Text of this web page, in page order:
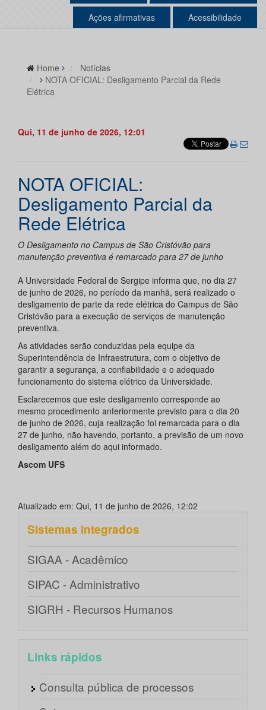
Ações afirmativas Acessibilidade
Home
Notícias
NOTA OFICIAL: Desligamento Parcial da Rede
Elétrica
Qui, 11 de junho de 2026, 12:01
NOTA OFICIAL:
Desligamento Parcial da
Rede Elétrica
O Desligamento no Campus de São Cristóvão para
manutenção preventiva é remarcado para 27 de junho
A Universidade Federal de Sergipe informa que, no dia 27
de junho de 2026, no período da manhã, será realizado o
desligamento de parte da rede elétrica do Campus de São
Cristóvão para a execução de serviços de manutenção
preventiva.
As atividades serão conduzidas pela equipe da
Superintendência de Infraestrutura, com o objetivo de
garantir a segurança, a confiabilidade e o adequado
funcionamento do sistema elétrico da Universidade.
Esclarecemos que este desligamento corresponde ao
mesmo procedimento anteriormente previsto para o dia 20
de junho de 2026, cuja realização foi remarcada para o dia
27 de junho, não havendo, portanto, a previsão de um novo
desligamento além do aqui informado.
Ascom UFS
Atualizado em: Qui, 11 de junho de 2026, 12:02
Sistemas integrados
SIGAA - Acadêmico
SIPAC - Administrativo
SIGRH - Recursos Humanos
Links rápidos
Consulta pública de processos